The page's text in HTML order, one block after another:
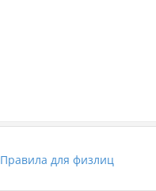
Правила для физлиц